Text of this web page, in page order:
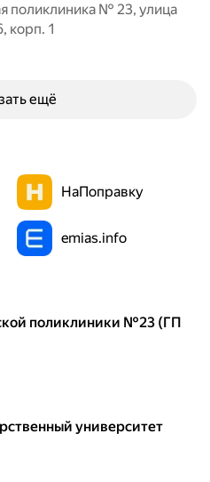
поликлиника № 23, улица
корп. 1
ещё
НаПоправку
emias.info
университет